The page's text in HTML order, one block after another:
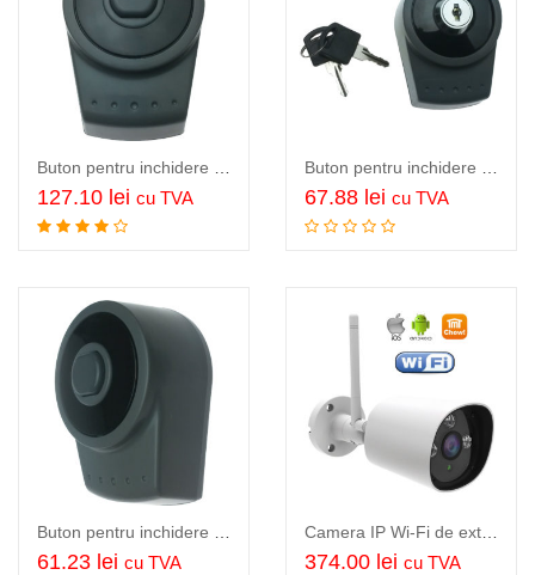
Adauga in cos
127.10 lei cu TVA
Adauga in cos
67.88 lei cu TVA
61.23 lei cu TVA 374.00 lei cu TVA